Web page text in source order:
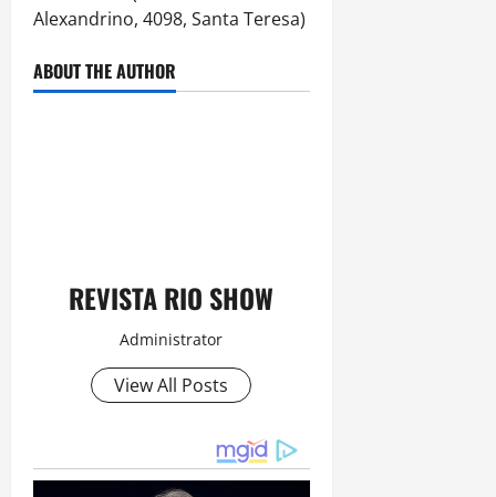
Alexandrino, 4098, Santa Teresa)
ABOUT THE AUTHOR
REVISTA RIO SHOW
Administrator
View All Posts